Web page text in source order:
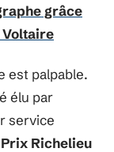
grâce
Voltaire
est palpable.
élu par
service
Prix Richelieu